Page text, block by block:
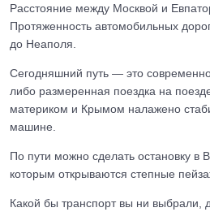
Расстояние между Москвой и
Протяженность автомобильных
до Неаполя.
Сегодняшний путь — это
либо размеренная поездка на
материком и Крымом налажено
машине.
По пути можно сделать остановку
которым открываются степные
Какой бы транспорт вы ни выбрали,